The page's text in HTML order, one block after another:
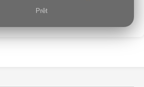
Prêt